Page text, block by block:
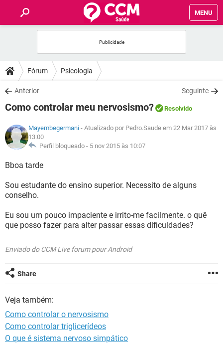
MENU
FÓRUM
SAÚDE
NUTRIÇÃO
BEM-ESTAR
SEXUALIDADE
GLOSSÁRIO
Fórum Psicologia
Anterior Seguinte
Como controlar meu nervosismo? Resolvido
Mayembegermani- Atualizado por Pedro.Saude em 22 Mar 2017 às
13:00
Perfil bloqueado - 5 nov 2015 às 10:07
Bboa tarde
Sou estudante do ensino superior. Necessito de alguns
conselho.
Eu sou um pouco impaciente e irrito-me facilmente. o quê
que posso fazer para alter passar essas dificuldades?
Enviado do CCM Live forum pour Android
Share
Veja também:
Como controlar o nervosismo
Como controlar triglicerídeos
O que é sistema nervoso simpático